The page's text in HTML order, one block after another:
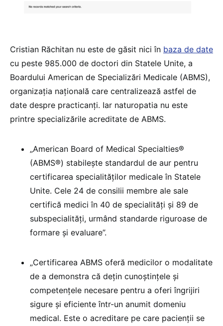
Cristian Răchitan nu este de găsit nici în baza de date
cu peste 985.000 de doctori din Statele Unite, a
Boardului American de Specializări Medicale (ABMS),
organizația națională care centralizează astfel de
date despre practicanți. Iar naturopatia nu este
printre specializările acreditate de ABMS.
„American Board of Medical Specialties®
(ABMS®) stabilește standardul de aur pentru
certificarea specialităților medicale în Statele
Unite. Cele 24 de consilii membre ale sale
certifică medici în 40 de specialități și 89 de
subspecialități, urmând standarde riguroase de
formare și evaluare”.
„Certificarea ABMS oferă medicilor o modalitate
de a demonstra că dețin cunoștințele și
competențele necesare pentru a oferi îngrijiri
sigure și eficiente într-un anumit domeniu
medical. Este o acreditare pe care pacienții se